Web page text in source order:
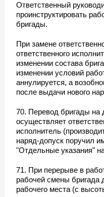
Ответственный
проинструктировать
бригады.
При замене
ответственного
изменении состава
изменении условий
аннулируется, а
после выдачи нового
70. Перевод бригады на
осуществляет
исполнитель
наряд-допуск поручил
"Отдельные указания"
71. При перерыве в
рабочей смены бригада
рабочего места (с